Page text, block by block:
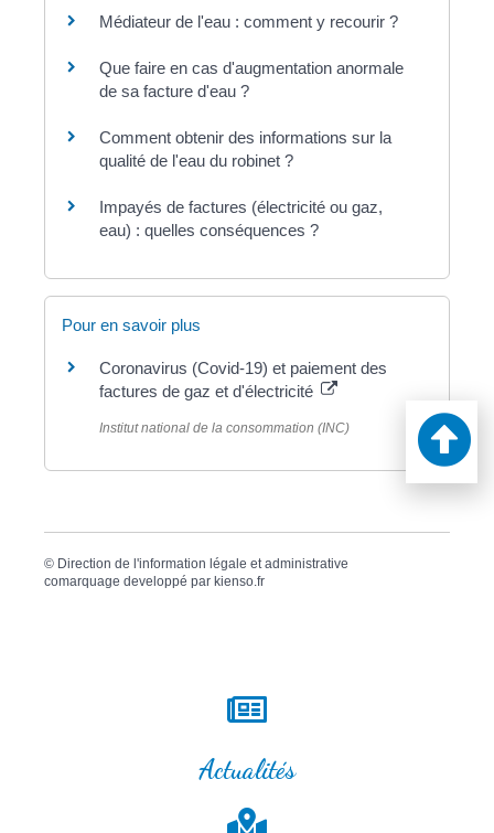
Médiateur de l'eau : comment y recourir ?
Que faire en cas d'augmentation anormale
de sa facture d'eau ?
Comment obtenir des informations sur la
qualité de l'eau du robinet ?
Impayés de factures (électricité ou gaz,
eau) : quelles conséquences ?
Pour en savoir plus
Coronavirus (Covid-19) et paiement des
factures de gaz et d'électricité
Institut national de la consommation (INC)
© Direction de l'information légale et administrative
comarquage developpé par kienso.fr
Actualités